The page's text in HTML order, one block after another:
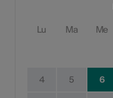
Lu Ma Me
4 5 6